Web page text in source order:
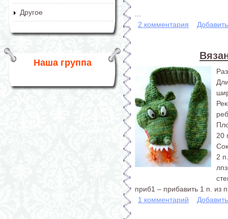
Другое
Наша группа
2 комментария
20
2
приб1 – прибавить 1 п. из
1 комментарий